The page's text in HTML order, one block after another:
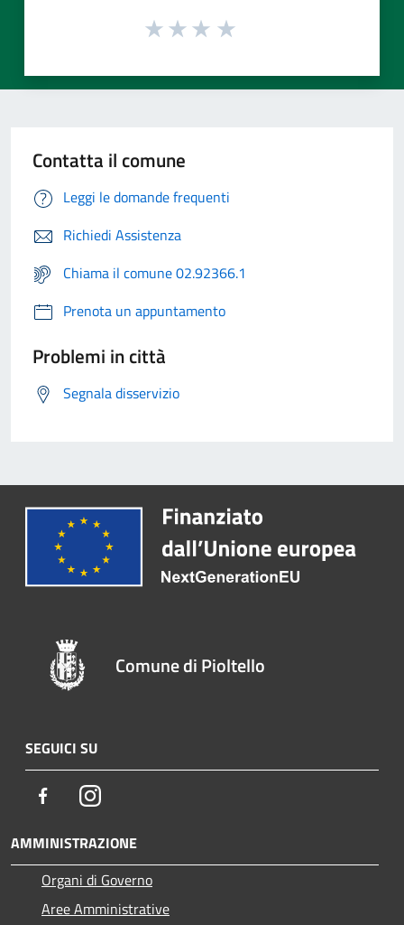
Contatta il comune
Leggi le domande frequenti
Richiedi Assistenza
Chiama il comune 02.92366.1
Prenota un appuntamento
Problemi in città
Segnala disservizio
Comune di Pioltello
SEGUICI SU
FacebookInstagram
AMMINISTRAZIONE
Organi di Governo
Aree Amministrative